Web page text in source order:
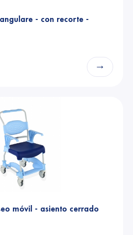
- con recorte -
→
móvil - asiento cerrado